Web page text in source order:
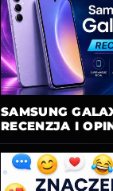
SAMSUNG
RECENZJA I